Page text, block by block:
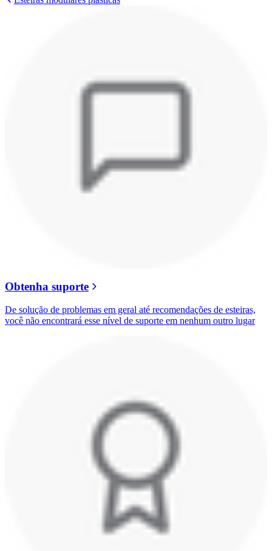
Obtenha suporte
De solução de problemas em geral até recomendações de esteiras,
você não encontrará esse nível de suporte em nenhum outro lugar